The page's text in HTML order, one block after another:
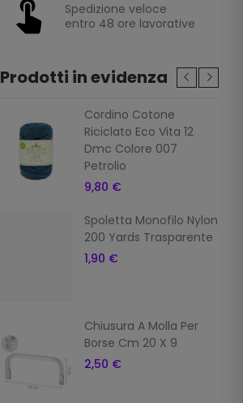
Spedizione veloce
entro 48 ore lavorative
Prodotti in evidenza
Cordino Cotone
Riciclato Eco Vita 12
Dmc Colore 007
Petrolio
9,80 €
Spoletta Monofilo Nylon
200 Yards Trasparente
1,90 €
Chiusura A Molla Per
Borse Cm 20 X 9
2,50 €